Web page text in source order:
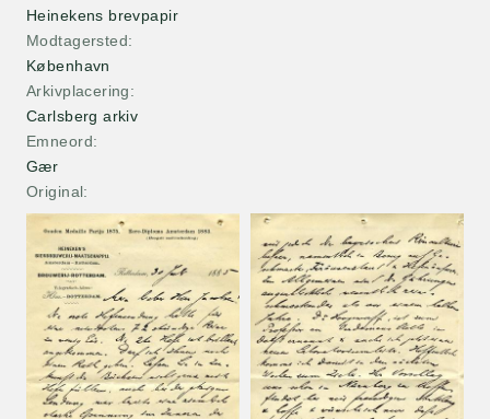
Heinekens brevpapir
Modtagersted
København
Arkivplacering
Carlsberg arkiv
Emneord
Gær
Original